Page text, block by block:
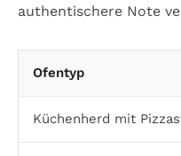
authentischere Note
Ofentyp
Küchenherd mit